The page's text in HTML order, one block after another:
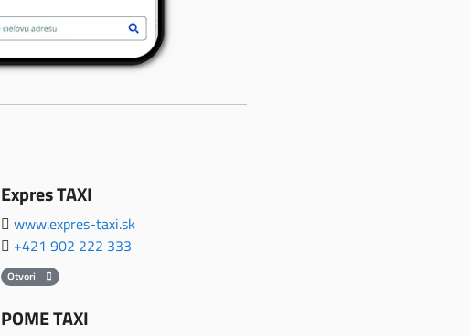
Expres TAXI
www.expres-taxi.sk
+421 902 222 333
Otvori
POME TAXI